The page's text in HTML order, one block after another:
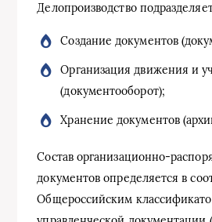
Делопроизводство
Создание документов
Организация движения и
(документооборот);
Хранение документов
Состав организационно-
документов определяется в
Общероссийским